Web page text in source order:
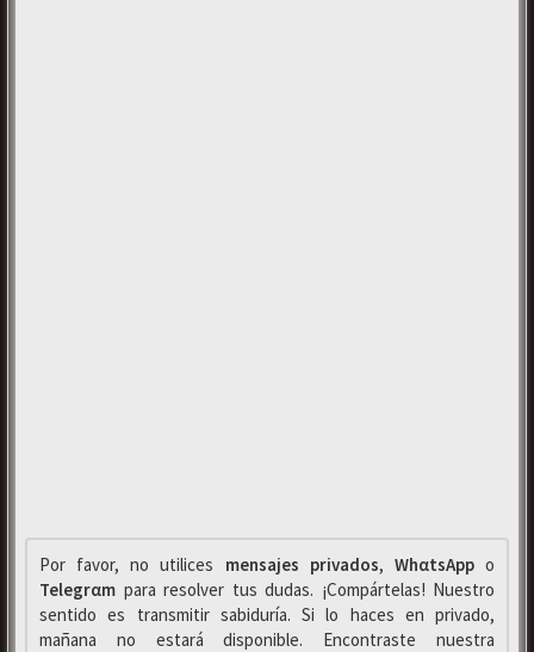
Por favor, no utilices mensajes privados, WhαtsAppo
Telegrαm para resolver tus dudas. ¡Compártelas! Nuestro
sentido es transmitir sabiduría. Si lo haces en privado,
mañana no estará disponible. Encontraste nuestra